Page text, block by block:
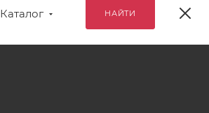
НАЙТИ
Каталог